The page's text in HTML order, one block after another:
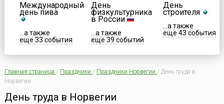
Международный
день пива
...а также
еще 33 события
День
физкультурника
в России
...а также
еще 39 событий
День
строителя
...а также
еще 43 события
Главная страница / Праздники / Праздники Норвегии / День труда в
Норвегии
День труда в Норвегии